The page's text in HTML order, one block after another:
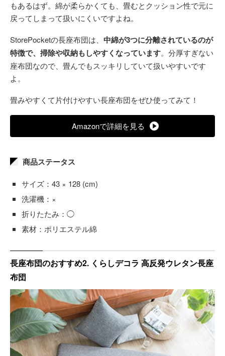
もあるはず。綿が柔らかくても、畳むとクッション性で元に
戻ってしまって扱いにくいですよね。
StorePocketの長座布団は、 中綿が3つに分離されているのが
特徴で、掃除や収納もしやすくなっています。分厚すぎない
座布団なので、畳んでもスッキリしていて扱いやすいです
よ。
畳みやすくて片付けやすい長座布団をぜひ使ってみて！
Amazonで詳細を見る
商品ステータス
サイズ：43 × 128 (cm)
洗濯機：×
折りたたみ：◯
素材：ポリエステル綿
長座布団のおすすめ2. くらしデコラ 高反発ウレタン長座
布団